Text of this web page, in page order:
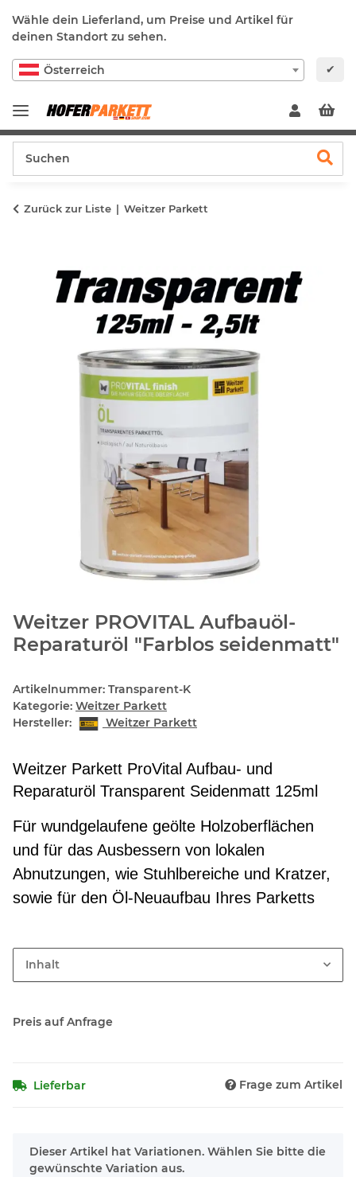
Wähle dein Lieferland, um Preise und Artikel für
deinen Standort zu sehen.
Österreich ✔
Zurück zur Liste Weitzer Parkett
Weitzer PROVITAL Aufbauöl-
Reparaturöl "Farblos seidenmatt"
Artikelnummer: Transparent-K
Kategorie: Weitzer Parkett
Hersteller:
Weitzer Parkett
Weitzer Parkett ProVital Aufbau- und
Reparaturöl Transparent Seidenmatt 125ml
Für wundgelaufene geölte Holzoberflächen
und für das Ausbessern von lokalen
Abnutzungen, wie Stuhlbereiche und Kratzer,
sowie für den Öl-Neuaufbau Ihres Parketts
Inhalt
Preis auf Anfrage
Lieferbar Frage zum Artikel
x
Dieser Artikel hat Variationen. Wählen Sie bitte die
gewünschte Variation aus.